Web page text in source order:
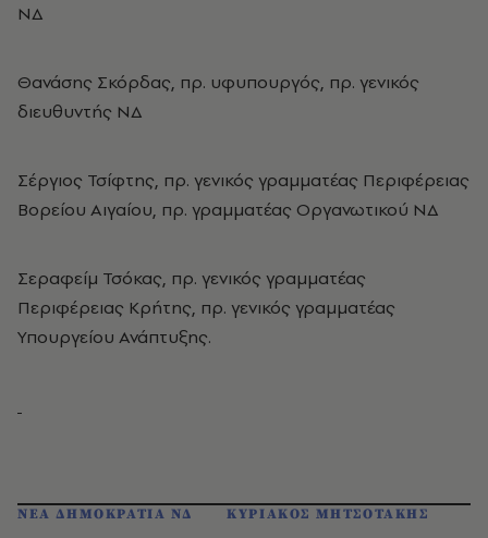
ΝΔ
Θανάσης Σκόρδας, πρ. υφυπουργός, πρ. γενικός
διευθυντής ΝΔ
Σέργιος Τσίφτης, πρ. γενικός γραμματέας Περιφέρειας
Βορείου Αιγαίου, πρ. γραμματέας Οργανωτικού ΝΔ
Σεραφείμ Τσόκας, πρ. γενικός γραμματέας
Περιφέρειας Κρήτης, πρ. γενικός γραμματέας
Υπουργείου Ανάπτυξης.
ΝΕΑ ΔΗΜΟΚΡΑΤΙΑ ΝΔ ΚΥΡΙΑΚΟΣ ΜΗΤΣΟΤΑΚΗΣ